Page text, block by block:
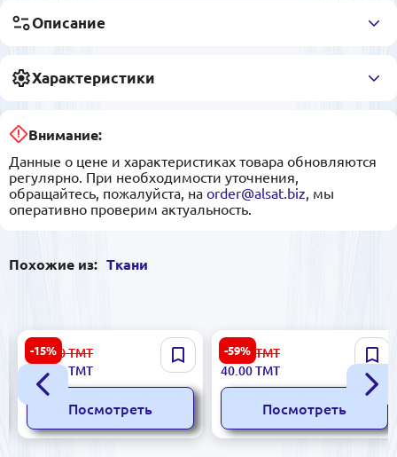
Описание
Характеристики
Внимание:
Данные о цене и характеристиках товара обновляются
регулярно. При необходимости уточнения,
обращайтесь, пожалуйста, на order@alsat.biz , мы
оперативно проверим актуальность.
Похожие из: Ткани
-15%
Düz Gülyüpek | Ткань
шелковая 1,45 м розовая
119.00ТМТ
100.00ТМТ
Посмотреть
-59%
Suzanna C#16 | Ткань Креп
1,50 м Жёлтый
99.00 ТМТ
40.00ТМТ
Посмотреть